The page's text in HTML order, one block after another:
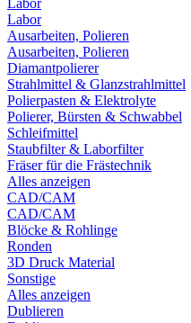
Labor
Labor
Ausarbeiten, Polieren
Ausarbeiten, Polieren
Diamantpolierer
Strahlmittel & Glanzstrahlmittel
Polierpasten & Elektrolyte
Polierer, Bürsten & Schwabbel
Schleifmittel
Staubfilter & Laborfilter
Fräser für die Frästechnik
Alles anzeigen
CAD/CAM
CAD/CAM
Blöcke & Rohlinge
Ronden
3D Druck Material
Sonstige
Alles anzeigen
Dublieren